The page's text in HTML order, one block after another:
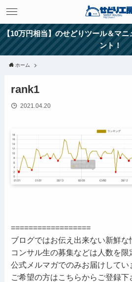
【10万円相当】のせどりツール＆マ
ント！
ホーム
rank1
2021.04.20
==================
ブログではお伝え出来ない新鮮な
コンサル生の募集などは人数を限
公式メルマガでのみお届けしてい
ご希望の方はこちらからご登録下